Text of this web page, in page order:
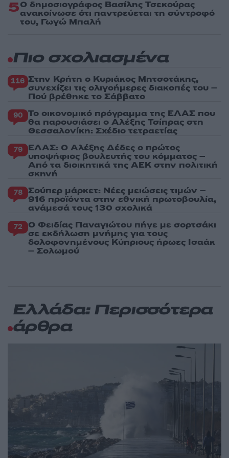
5Ο δημοσιογράφος Βασίλης Τσεκούρας
ανακοίνωσε ότι παντρεύεται τη σύντροφό
του, Γωγώ Μπαλή
Πιο σχολιασμένα
116 Στην Κρήτη ο Κυριάκος Μητσοτάκης,
συνεχίζει τις ολιγοήμερες διακοπές του –
Πού βρέθηκε το Σάββατο
90 Το οικονομικό πρόγραμμα της ΕΛΑΣ που
θα παρουσιάσει ο Αλέξης Τσίπρας στη
Θεσσαλονίκη: Σχέδιο τετραετίας
79 ΕΛΑΣ: Ο Αλέξης Δέδες ο πρώτος
υποψήφιος βουλευτής του κόμματος –
Από τα διοικητικά της ΑΕΚ στην πολιτική
σκηνή
78 Σούπερ μάρκετ: Νέες μειώσεις τιμών –
916 προϊόντα στην εθνική πρωτοβουλία,
ανάμεσά τους 130 σχολικά
72 Ο Φειδίας Παναγιώτου πήγε με σορτσάκι
σε εκδήλωση μνήμης για τους
δολοφονημένους Κύπριους ήρωες Ισαάκ
– Σολωμού
Ελλάδα: Περισσότερα
άρθρα